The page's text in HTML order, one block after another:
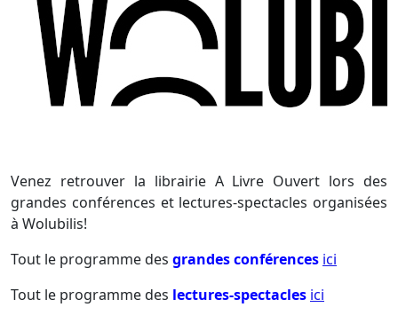
Venez retrouver la librairie A Livre Ouvert lors des
grandes conférences et lectures-spectacles organisées
à Wolubilis!
Tout le programme des grandes conférences ici
Tout le programme des lectures-spectacles ici